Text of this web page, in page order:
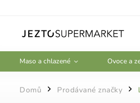
Maso a chlazené Ovoce a
Domů / Prodávané značky /